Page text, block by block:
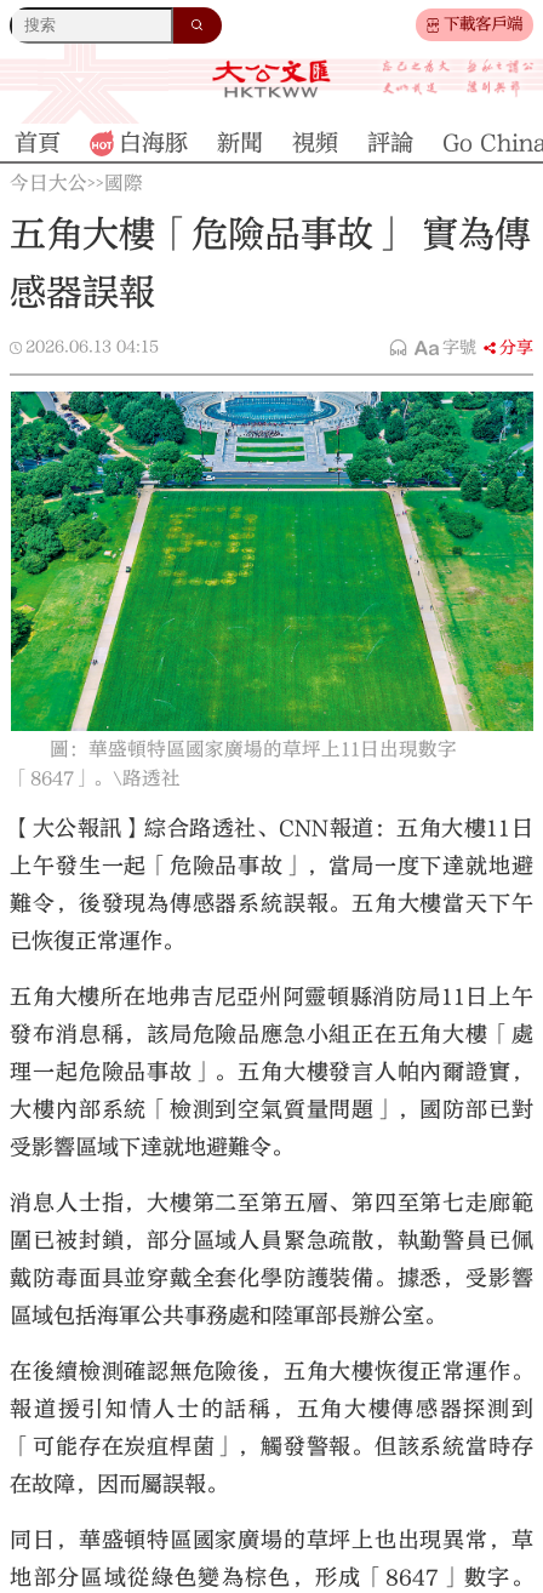
下載客戶端
大公文匯
首頁 白海豚 新聞 視頻 評論 Go
今日大公>> 國際
五角大樓「危險品事故」 實為傳
感器誤報
2026.06.13 04:15 字號 分享
圖：華盛頓特區國家廣場的草坪上11日出現數字
「8647」。\路透社
【大公報訊】綜合路透社、CNN報道：五角大樓11日
上午發生一起「危險品事故」，當局一度下達就地避
難令，後發現為傳感器系統誤報。五角大樓當天下午
已恢復正常運作。
五角大樓所在地弗吉尼亞州阿靈頓縣消防局11日上午
發布消息稱，該局危險品應急小組正在五角大樓「處
理一起危險品事故」。五角大樓發言人帕內爾證實，
大樓內部系統「檢測到空氣質量問題」，國防部已對
受影響區域下達就地避難令。
消息人士指，大樓第二至第五層、第四至第七走廊範
圍已被封鎖，部分區域人員緊急疏散，執勤警員已佩
戴防毒面具並穿戴全套化學防護裝備。據悉，受影響
區域包括海軍公共事務處和陸軍部長辦公室。
在後續檢測確認無危險後，五角大樓恢復正常運作。
報道援引知情人士的話稱，五角大樓傳感器探測到
「可能存在炭疽桿菌」，觸發警報。但該系統當時存
在故障，因而屬誤報。
同日，華盛頓特區國家廣場的草坪上也出現異常，草
地部分區域從綠色變為棕色，形成「8647」數字。